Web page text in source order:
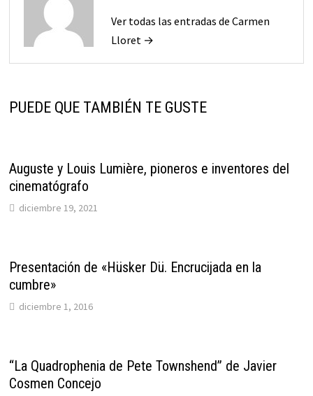
Ver todas las entradas de Carmen
Lloret →
PUEDE QUE TAMBIÉN TE GUSTE
Auguste y Louis Lumière, pioneros e inventores del
cinematógrafo
diciembre 19, 2021
Presentación de «Hüsker Dü. Encrucijada en la
cumbre»
diciembre 1, 2016
“La Quadrophenia de Pete Townshend” de Javier
Cosmen Concejo